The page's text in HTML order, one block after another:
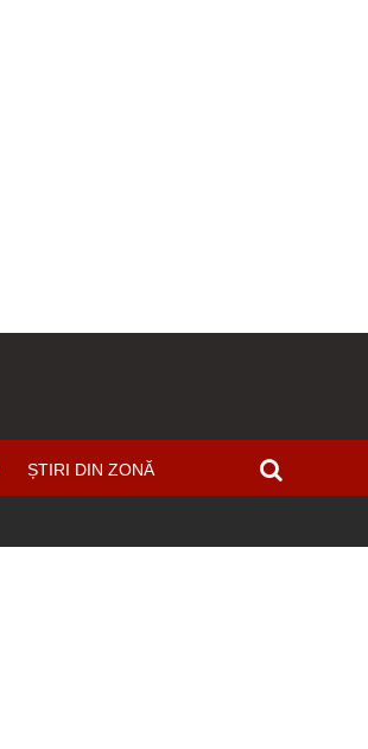
ȘTIRI DIN ZONĂ